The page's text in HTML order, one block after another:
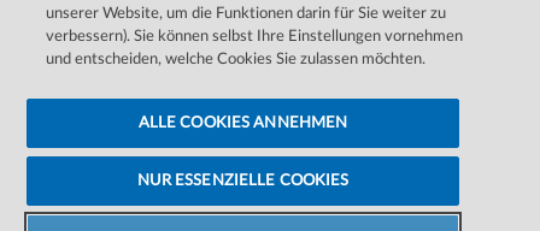
Zentrum
Bitte wenden Sie sich für Behandlungen, Diagnosen und
Informationen zu Ihren Erkrankungen an Ihren Arzt. Im Notfall
Datenschutzerklärung
Barrierefreiheitserklärung
Cookie-Hinweise
Impressum
Cookie-Einstellungen ändern
unserer Website, um die Funktionen darin für Sie weiter zu
verbessern). Sie können selbst Ihre Einstellungen vornehmen
und entscheiden, welche Cookies Sie zulassen möchten.
NUR ESSENZIELLE COOKIES
ALLE COOKIES ANNEHMEN